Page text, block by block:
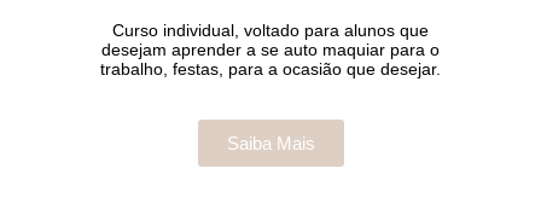
Curso individual, voltado para alunos que
desejam aprender a se auto maquiar para o
trabalho, festas, para a ocasião que desejar.
Saiba Mais